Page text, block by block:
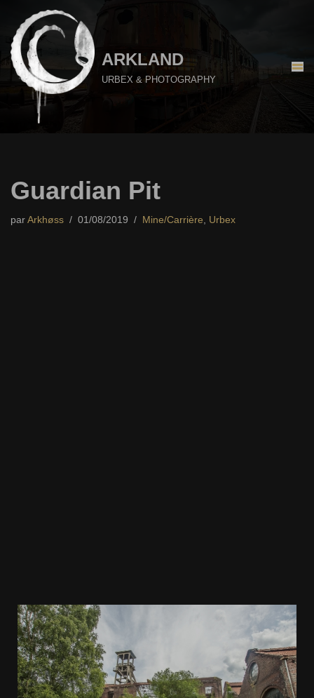
Aller
au
contenu
ARKLAND
URBEX & PHOTOGRAPHY
Guardian Pit
par Arkhøss 01/08/2019 Mine/Carrière, Urbex